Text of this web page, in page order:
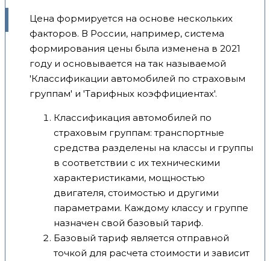
Цена формируется на основе нескольких
факторов. В России, например, система
формирования цены была изменена в 2021
году и основывается на так называемой
'Классификации автомобилей по страховым
группам' и 'Тарифных коэффициентах'.
Классификация автомобилей по
страховым группам: транспортные
средства разделены на классы и группы
в соответствии с их техническими
характеристиками, мощностью
двигателя, стоимостью и другими
параметрами. Каждому классу и группе
назначен свой базовый тариф.
Базовый тариф является отправной
точкой для расчета стоимости и зависит